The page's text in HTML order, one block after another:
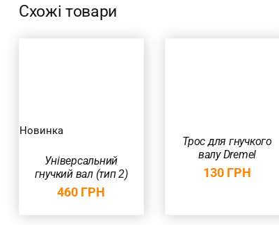
Схожі товари
Новинка
Універсальний
гнучкий вал (тип 2)
460 ГРН
Трос для гнучкого
валу Dremel
130 ГРН